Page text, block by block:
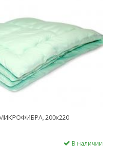
200x220
В наличии